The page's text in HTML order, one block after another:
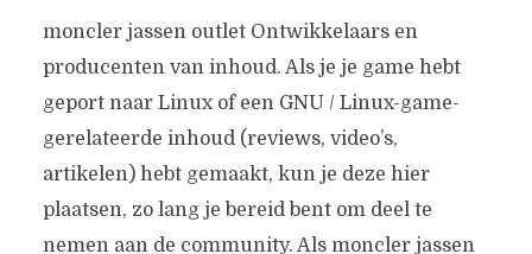
moncler jassen outlet Ontwikkelaars en
producenten van inhoud. Als je je game hebt
geport naar Linux of een GNU / Linux-game-
gerelateerde inhoud (reviews, video’s,
artikelen) hebt gemaakt, kun je deze hier
plaatsen, zo lang je bereid bent om deel te
nemen aan de community. Als moncler jassen